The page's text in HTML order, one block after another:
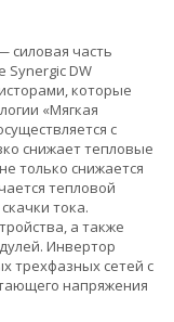
силовая часть
Synergic DW
которые
«Мягкая
с
снижает тепловые
только снижается
тепловой
тока.
а также
Инвертор
трехфазных сетей с
напряжения